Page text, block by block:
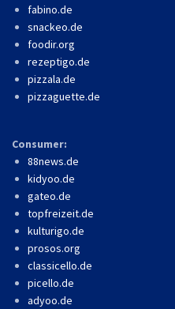
fabino.de
snackeo.de
foodir.org
rezeptigo.de
pizzala.de
pizzaguette.de
Consumer:
88news.de
kidyoo.de
gateo.de
topfreizeit.de
kulturigo.de
prosos.org
classicello.de
picello.de
adyoo.de